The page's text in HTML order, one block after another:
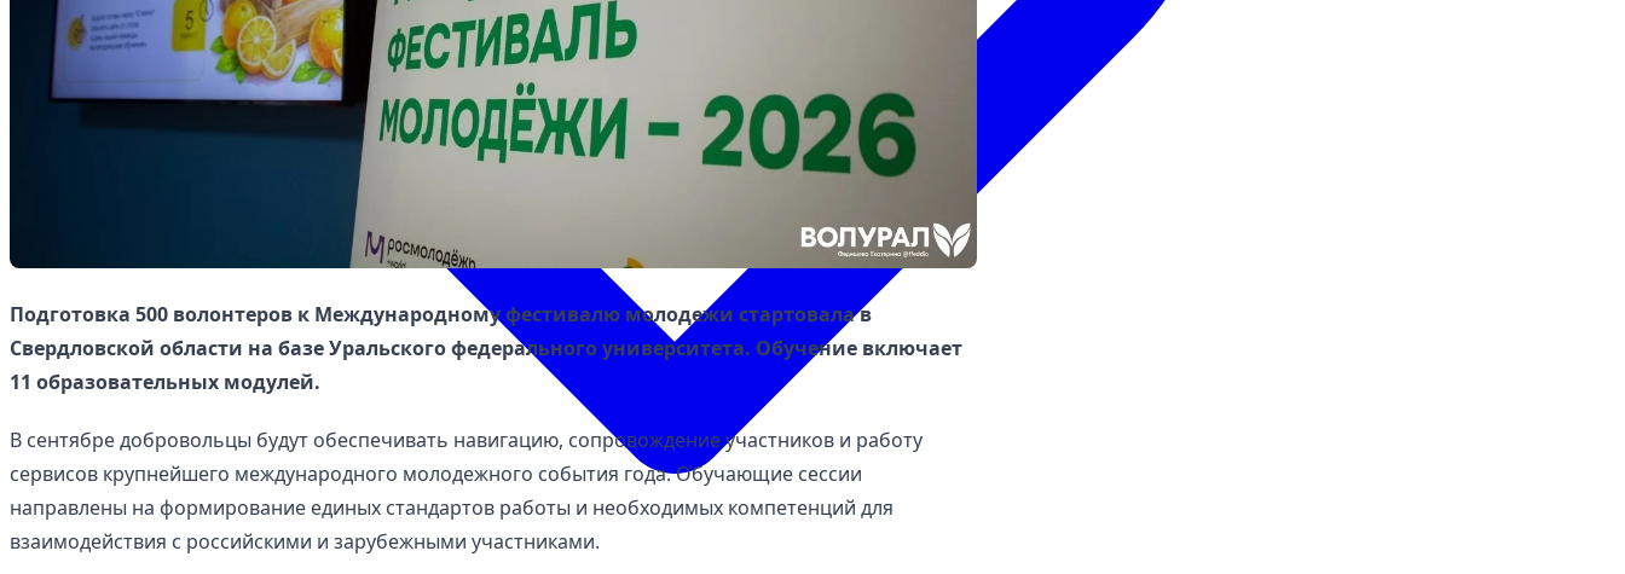
Подготовка 500 волонтеров к Международному фестивалю молодежи стартовала в
Свердловской области на базе Уральского федерального университета. Обучение включает
11 образовательных модулей.
В сентябре добровольцы будут обеспечивать навигацию, сопровождение участников и работу
сервисов крупнейшего международного молодежного события года. Обучающие сессии
направлены на формирование единых стандартов работы и необходимых компетенций для
взаимодействия с российскими и зарубежными участниками.